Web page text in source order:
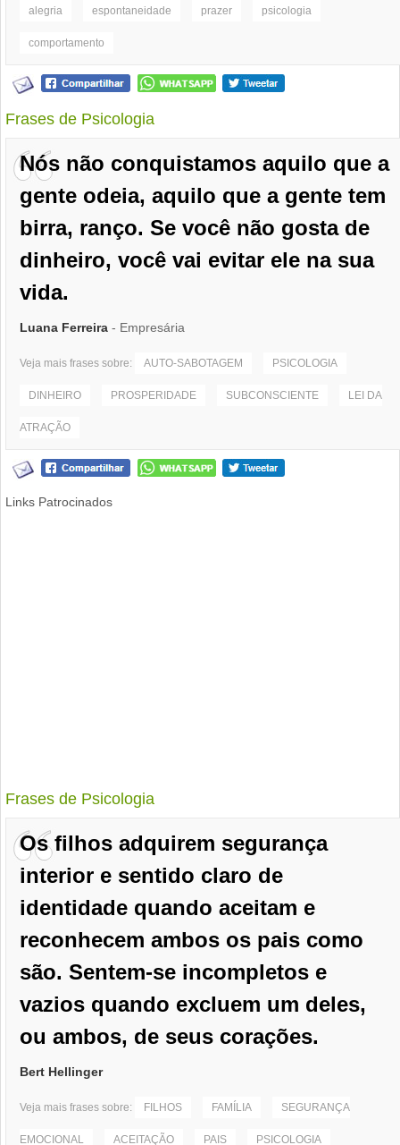
alegria espontaneidade prazer psicologia
comportamento
Frases de Psicologia
Nós não conquistamos aquilo que a
gente odeia, aquilo que a gente tem
birra, ranço. Se você não gosta de
dinheiro, você vai evitar ele na sua
vida.
Luana Ferreira - Empresária
Veja mais frases sobre: AUTO-SABOTAGEM PSICOLOGIA
DINHEIRO PROSPERIDADE SUBCONSCIENTE LEI DA
ATRAÇÃO
Links Patrocinados
Frases de Psicologia
Os filhos adquirem segurança
interior e sentido claro de
identidade quando aceitam e
reconhecem ambos os pais como
são. Sentem-se incompletos e
vazios quando excluem um deles,
ou ambos, de seus corações.
Bert Hellinger
Veja mais frases sobre: FILHOS FAMÍLIA SEGURANÇA
EMOCIONAL ACEITAÇÃO PAIS PSICOLOGIA